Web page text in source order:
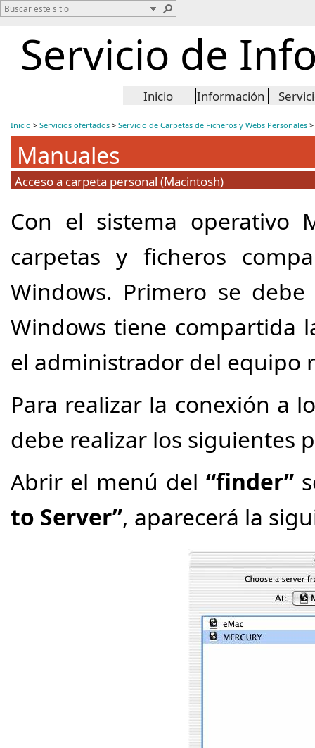
Servicio de
Inicio Información
Inicio > Servicios ofertados > Servicio de Carpetas de Ficheros y Webs Personales >
Manuales
Acceso a carpeta personal (Macintosh)
Con el sistema operativo
carpetas y ficheros
Windows. Primero se
Windows tiene compartida
el administrador del equipo
Para realizar la conexión a
debe realizar los siguientes
Abrir el menú del “finder”
to Server”, aparecerá la